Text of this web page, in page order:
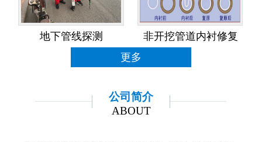
地下管线探测
非开挖管道内衬修复
更多
公司简介
ABOUT